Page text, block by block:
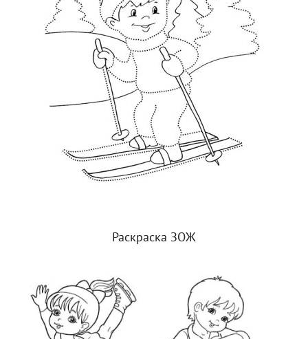
Раскраска ЗОЖ